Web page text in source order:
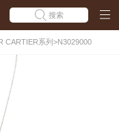
搜索
CARTIER系列 >N3029000